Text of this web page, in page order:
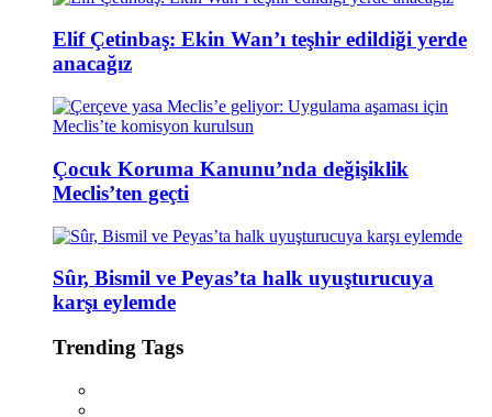
Elif Çetinbaş: Ekin Wan’ı teşhir edildiği yerde
anacağız
Çocuk Koruma Kanunu’nda değişiklik
Meclis’ten geçti
Sûr, Bismil ve Peyas’ta halk uyuşturucuya
karşı eylemde
Trending Tags